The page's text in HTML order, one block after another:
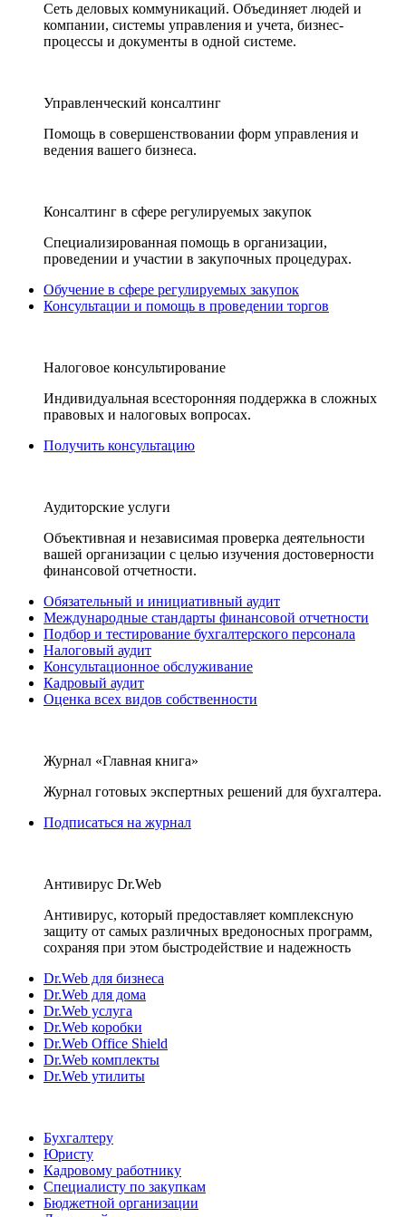
Сеть деловых коммуникаций. Объединяет людей и
компании, системы управления и учета, бизнес-
процессы и документы в одной системе.
Управленческий консалтинг
Помощь в совершенствовании форм управления и
ведения вашего бизнеса.
Консалтинг в сфере регулируемых закупок
Специализированная помощь в организации,
проведении и участии в закупочных процедурах.
Обучение в сфере регулируемых закупок
Консультации и помощь в проведении торгов
Налоговое консультирование
Индивидуальная всесторонняя поддержка в сложных
правовых и налоговых вопросах.
Получить консультацию
Аудиторские услуги
Объективная и независимая проверка деятельности
вашей организации с целью изучения достоверности
финансовой отчетности.
Обязательный и инициативный аудит
Международные стандарты финансовой отчетности
Подбор и тестирование бухгалтерского персонала
Налоговый аудит
Консультационное обслуживание
Кадровый аудит
Оценка всех видов собственности
Журнал «Главная книга»
Журнал готовых экспертных решений для бухгалтера.
Подписаться на журнал
Антивирус Dr.Web
Антивирус, который предоставляет комплексную
защиту от самых различных вредоносных программ,
сохраняя при этом быстродействие и надежность
Dr.Web для бизнеса
Dr.Web для дома
Dr.Web услуга
Dr.Web коробки
Dr.Web Office Shield
Dr.Web комплекты
Dr.Web утилиты
Бухгалтеру
Юристу
Кадровому работнику
Специалисту по закупкам
Бюджетной организации